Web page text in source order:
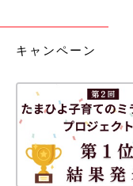
キャンペーン